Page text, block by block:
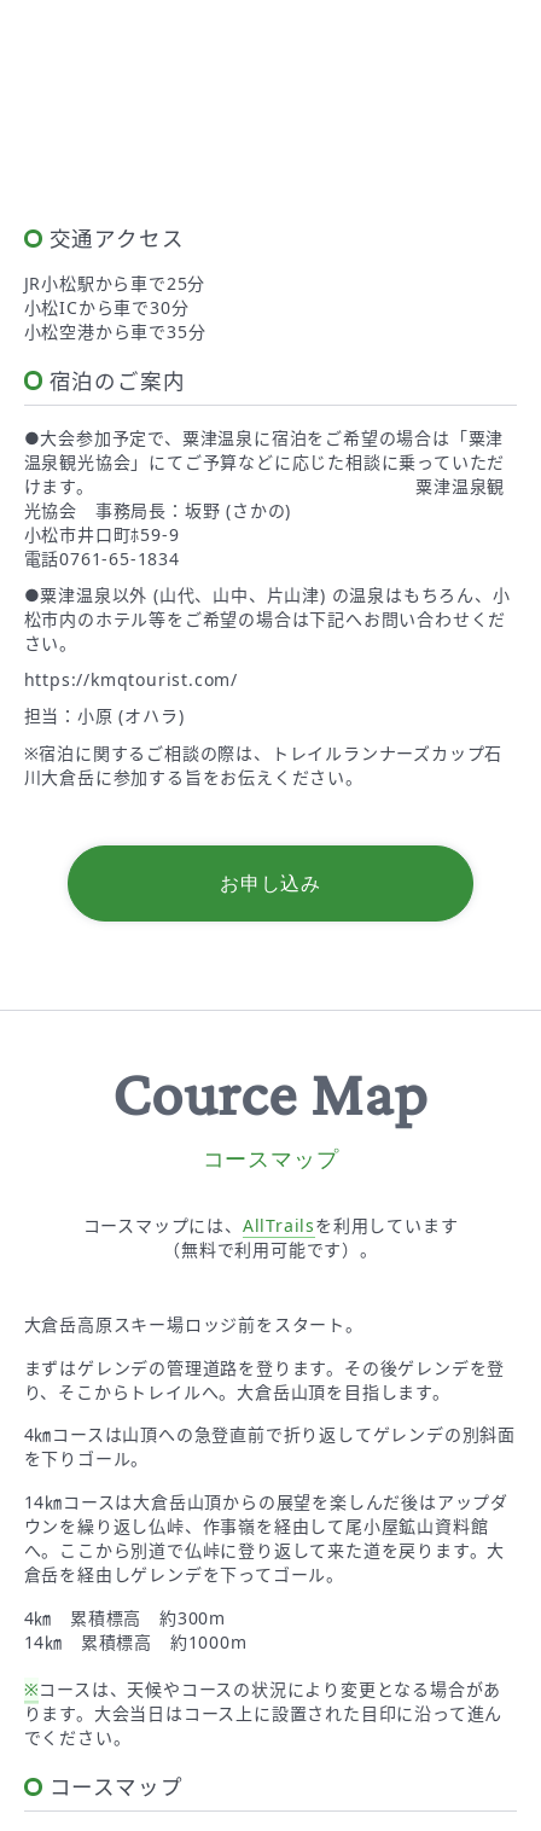
交通アクセス
JR小松駅から車で25分
小松ICから車で30分
小松空港から車で35分
宿泊のご案内
●大会参加予定で、粟津温泉に宿泊をご希望の場合は「粟津
温泉観光協会」にてご予算などに応じた相談に乗っていただ
けます。 粟津温泉観
光協会 事務局長：坂野 (さかの)
小松市井口町ﾎ59-9
電話0761-65-1834
●粟津温泉以外 (山代、山中、片山津) の温泉はもちろん、小
松市内のホテル等をご希望の場合は下記へお問い合わせくだ
さい。
https://kmqtourist.com/
担当：小原 (オハラ)
※宿泊に関するご相談の際は、トレイルランナーズカップ石
川大倉岳に参加する旨をお伝えください。
お申し込み
Cource Map
コースマップ
コースマップには、 AllTrailsを利用しています
（無料で利用可能です）。
大倉岳高原スキー場ロッジ前をスタート。
まずはゲレンデの管理道路を登ります。その後ゲレンデを登
り、そこからトレイルへ。大倉岳山頂を目指します。
4㎞コースは山頂への急登直前で折り返してゲレンデの別斜面
を下りゴール。
14㎞コースは大倉岳山頂からの展望を楽しんだ後はアップダ
ウンを繰り返し仏峠、作事嶺を経由して尾小屋鉱山資料館
へ。ここから別道で仏峠に登り返して来た道を戻ります。大
倉岳を経由しゲレンデを下ってゴール。
4㎞ 累積標高 約300m
14㎞ 累積標高 約1000m
※コースは、天候やコースの状況により変更となる場合があ
ります。大会当日はコース上に設置された目印に沿って進ん
でください。
コースマップ